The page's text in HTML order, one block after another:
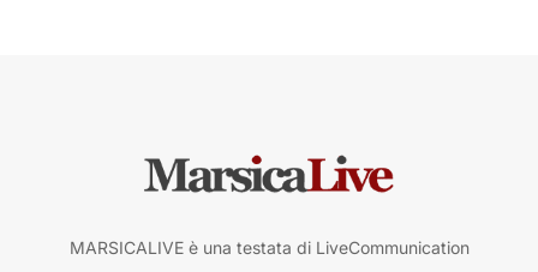
MARSICALIVE è una testata di LiveCommunication